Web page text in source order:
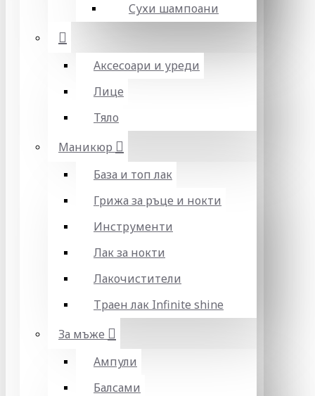
Сухи шампоани
Аксесоари и уреди
Лице
Тяло
Маникюр
База и топ лак
Грижа за ръце и нокти
Инструменти
Лак за нокти
Лакочистители
Траен лак Infinite shine
За мъже
Ампули
Балсами